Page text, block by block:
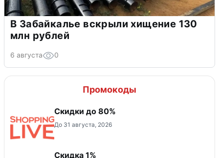
В Забайкалье вскрыли хищение 130
млн рублей
6 августа 0
Промокоды
Скидки до 80%
До 31 августа, 2026
Скидка 1%